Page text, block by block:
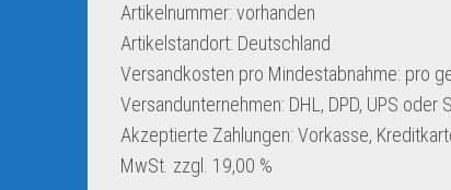
Artikelnummer: vorhanden
Artikelstandort: Deutschland
Versandkosten pro Mindestabnahme: pro
Versandunternehmen: DHL, DPD, UPS
Akzeptierte Zahlungen: Vorkasse,
MwSt. zzgl. 19,00 %